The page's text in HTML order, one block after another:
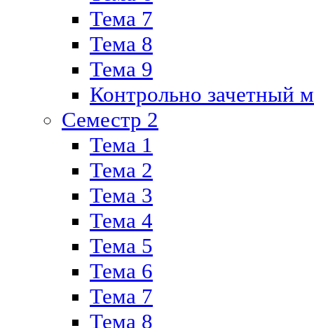
Тема 7
Тема 8
Тема 9
Контрольно зачетный
Семестр 2
Тема 1
Тема 2
Тема 3
Тема 4
Тема 5
Тема 6
Тема 7
Тема 8